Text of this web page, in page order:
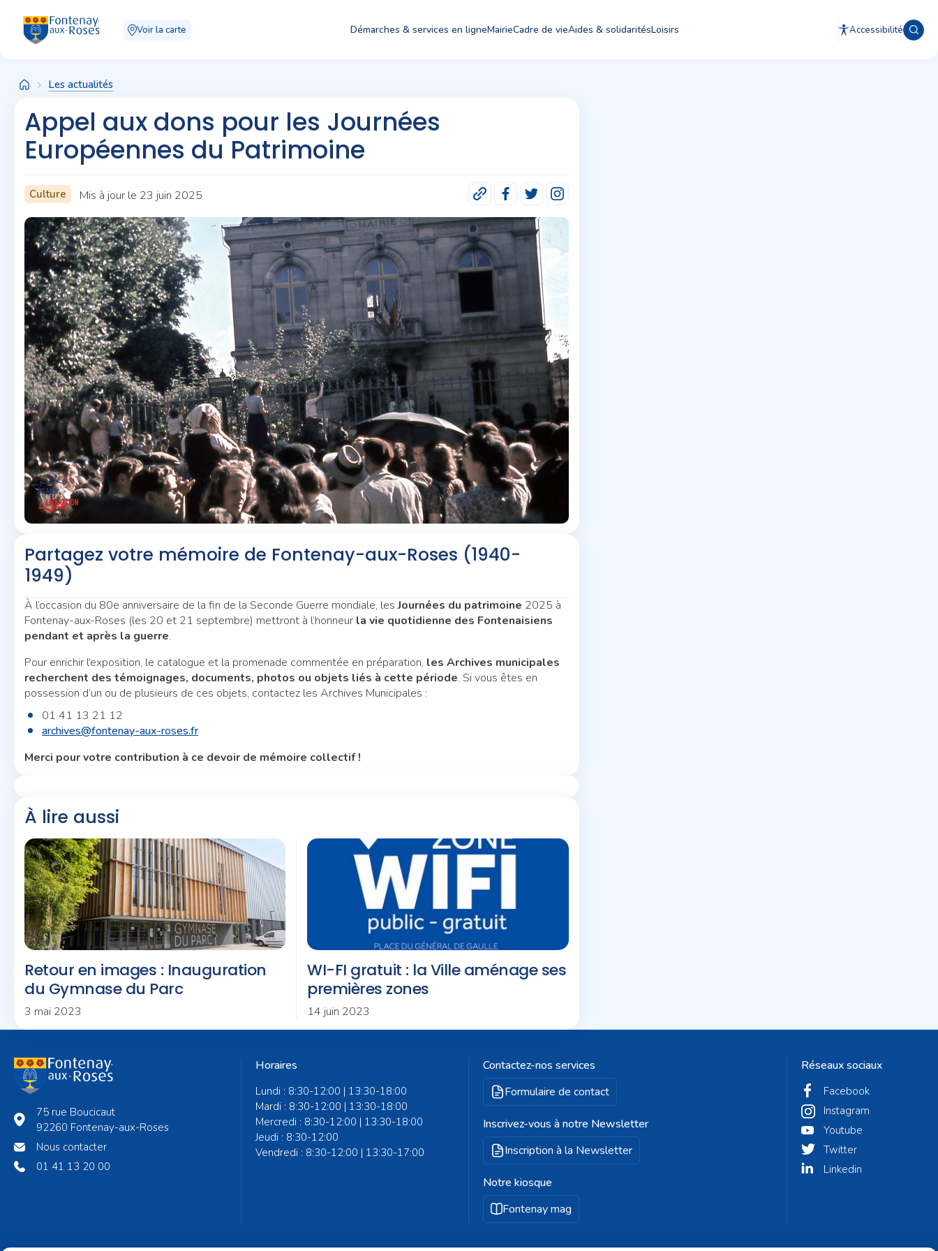
Voir la carte Démarches & services en ligneMairieCadre de vieAides & solidaritésLoisirs Accessibilité
Les actualités
Appel aux dons pour les Journées
Européennes du Patrimoine
Culture Mis à jour le 23 juin 2025
Partagez votre mémoire de Fontenay-aux-Roses (1940-
1949)
À l’occasion du 80e anniversaire de la fin de la Seconde Guerre mondiale, lesJournées du patrimoine 2025 à
Fontenay-aux-Roses (les 20 et 21 septembre) mettront à l’honneur la vie quotidienne des Fontenaisiens
pendant et après la guerre.
Pour enrichir l’exposition, le catalogue et la promenade commentée en préparation, les Archives municipales
recherchent des témoignages, documents, photos ou objets liés à cette période. Si vous êtes en
possession d’un ou de plusieurs de ces objets, contactez les Archives Municipales :
01 41 13 21 12
archives@fontenay-aux-roses.fr
Merci pour votre contribution à ce devoir de mémoire collectif !
À lire aussi
Retour en images : Inauguration
du Gymnase du Parc
3 mai 2023
WI-FI gratuit : la Ville aménage ses
premières zones
14 juin 2023
75 rue Boucicaut
92260 Fontenay-aux-Roses
Nous contacter
01 41 13 20 00
Horaires
Lundi : 8:30-12:00 | 13:30-18:00
Mardi : 8:30-12:00 | 13:30-18:00
Mercredi : 8:30-12:00 | 13:30-18:00
Jeudi : 8:30-12:00
Vendredi : 8:30-12:00 | 13:30-17:00
Contactez-nos services
Formulaire de contact
Inscrivez-vous à notre Newsletter
Inscription à la Newsletter
Notre kiosque
Fontenay mag
Réseaux sociaux
Facebook
Instagram
Youtube
Twitter
Linkedin